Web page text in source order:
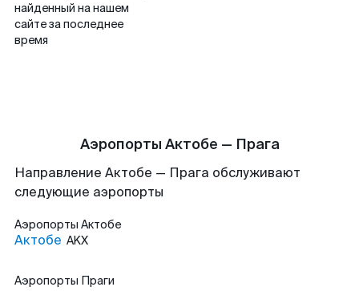
найденный на нашем
сайте за последнее
время
Аэропорты Актобе — Прага
Направление Актобе — Прага обслуживают
следующие аэропорты
Аэропорты Актобе
Актобе AKX
Аэропорты Праги